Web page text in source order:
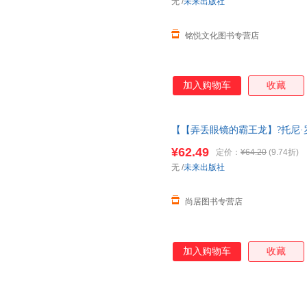
铭悦文化图书专营店
加入购物车 收藏
【【弄丢眼镜的霸王龙】?托尼
图书 请放心下单，本店所有商
¥62.49 定价： ¥64.20 (9.74折)
尚居图书专营店
无 /未来出版社
加入购物车 收藏